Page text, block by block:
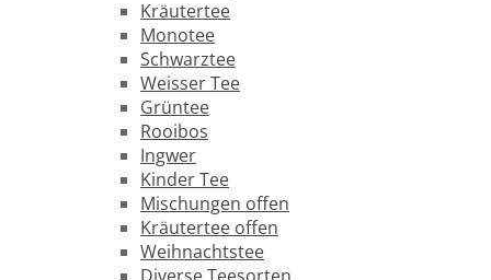
Kräutertee
Monotee
Schwarztee
Weisser Tee
Grüntee
Rooibos
Ingwer
Kinder Tee
Mischungen offen
Kräutertee offen
Weihnachtstee